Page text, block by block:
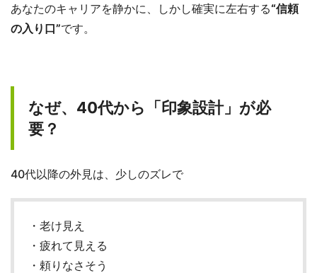
あなたのキャリアを静かに、しかし確実に左右する“信頼
の入り口”です。
なぜ、40代から「印象設計」が必
要？
40代以降の外見は、少しのズレで
・老け見え
・疲れて見える
・頼りなさそう